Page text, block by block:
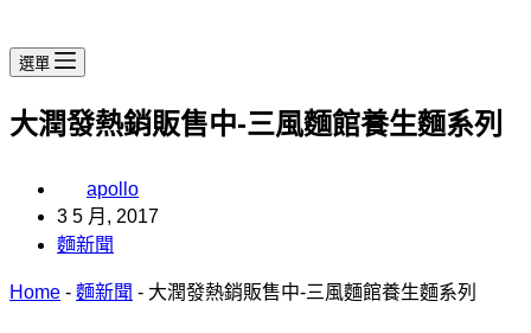
選單
大潤發熱銷販售中-三風麵館養生麵系列
apollo
3 5 月, 2017
麵新聞
Home - 麵新聞 - 大潤發熱銷販售中-三風麵館養生麵系列